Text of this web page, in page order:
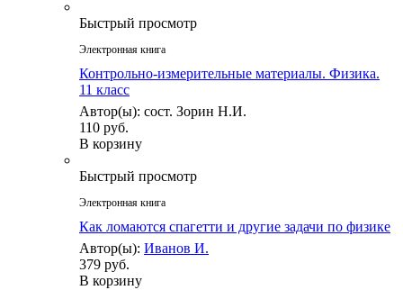
Быстрый просмотр
Электронная книга
Контрольно-измерительные материалы. Физика.
11 класс
Автор(ы): сост. Зорин Н.И.
110 руб.
В корзину
Быстрый просмотр
Электронная книга
Как ломаются спагетти и другие задачи по физике
Автор(ы): Иванов И.
379 руб.
В корзину